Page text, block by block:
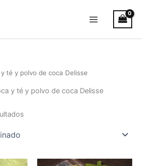
té y polvo de coca Delisse
y té y polvo de coca Delisse